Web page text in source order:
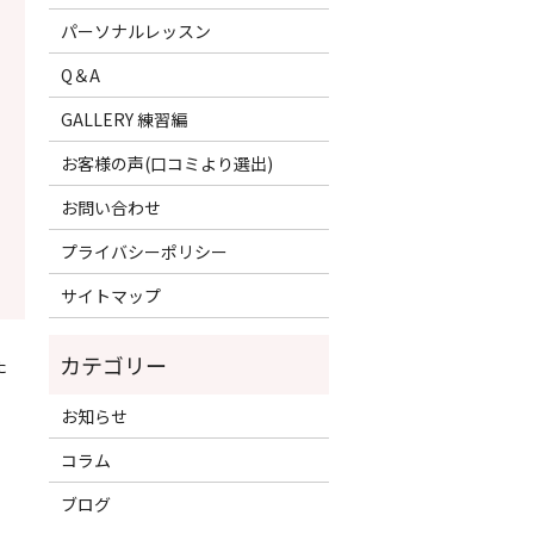
パーソナルレッスン
Q＆A
GALLERY 練習編
お客様の声(口コミより選出)
お問い合わせ
プライバシーポリシー
サイトマップ
お知らせ
コラム
ブログ